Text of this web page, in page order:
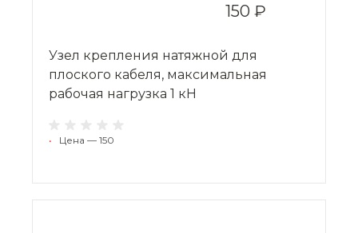
150 ₽
Узел крепления натяжной для
плоского кабеля, максимальная
рабочая нагрузка 1 кН
• Цена — 150